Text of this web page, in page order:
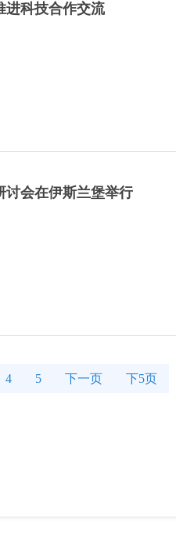
进科技合作交流
讨会在伊斯兰堡举行
4 5 下一页 下5页